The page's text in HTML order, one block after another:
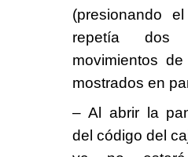
(presionando
repetía dos
movimientos
mostrados en
– Al abrir la
del código del